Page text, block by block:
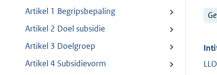
Artikel 1 Begripsbepaling
Artikel 2 Doel subsidie
Artikel 3 Doelgroep
Artikel 4 Subsidievorm